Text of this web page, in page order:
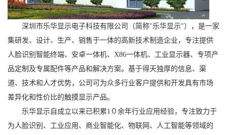
深圳市乐华显示电子科技有限公司（简称"乐华显示"），是一家
集研发、设计、生产、销售于一体的高新技术制造企业，专注提供
人脸识别智能终端、安卓一体机、X86一体机、工业显示器、专项产
品定制及专属配件等产品和解决方案。基于得天独厚的信息、渠
道、技术和人才优势，公司可为众多行业客户提供和开发具有市场
差异化和性价比的触摸显示产品。
乐华显示自成立以来已积累1０余年行业应用经验，专注致力于
为人脸识别、工业应用、商业智能化、物联网、人工智能等领域的